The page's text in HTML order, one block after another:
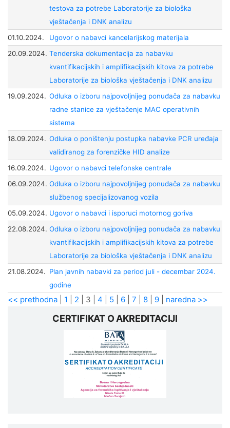
testova za potrebe Laboratorije za biološka
vještačenja i DNK analizu
01.10.2024.
Ugovor o nabavci kancelarijskog materijala
20.09.2024. Tenderska dokumentacija za nabavku
kvantifikacijskih i amplifikacijskih kitova za potrebe
Laboratorije za biološka vještačenja i DNK analizu
19.09.2024. Odluka o izboru najpovoljnijeg ponuđača za nabavku
radne stanice za vještačenje MAC operativnih
sistema
18.09.2024. Odluka o poništenju postupka nabavke PCR uređaja
validiranog za forenzičke HID analize
16.09.2024. Ugovor o nabavci telefonske centrale
06.09.2024. Odluka o izboru najpovoljnijeg ponuđača za nabavku
službenog specijalizovanog vozila
05.09.2024. Ugovor o nabavci i isporuci motornog goriva
22.08.2024. Odluka o izboru najpovoljnijeg ponuđača za nabavku
kvantifikacijskih i amplifikacijskih kitova za potrebe
Laboratorije za biološka vještačenja i DNK analizu
21.08.2024. Plan javnih nabavki za period juli - decembar 2024.
godine
<< prethodna 1 2 3 4 5 6 7 8 9 naredna >>
CERTIFIKAT O AKREDITACIJI